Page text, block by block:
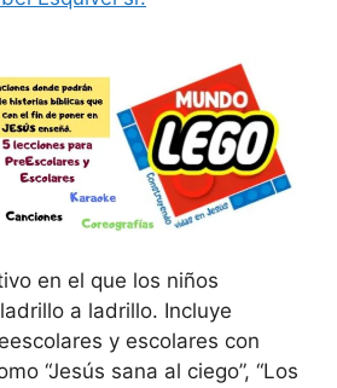
en el que los niños
a ladrillo. Incluye
y escolares con
“Jesús sana al ciego”, “Los